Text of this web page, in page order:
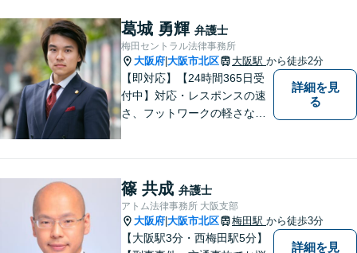
からのアドバイスもできるよ
う日々精進してまいります。
葛城 勇輝 弁護士
梅田セントラル法律事務所
大阪府 大阪市北区 大阪駅 から徒歩2分
【即対応】【24時間365日受
付中】対応・レスポンスの速
さ、フットワークの軽さなら
詳細を見
る
篠 共成 弁護士
アトム法律事務所 大阪支部
大阪府 大阪市北区 梅田駅 から徒歩3分
【大阪駅3分・西梅田駅5分】
詳細を見